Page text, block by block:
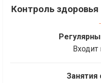
Контроль
Входит
Занятия